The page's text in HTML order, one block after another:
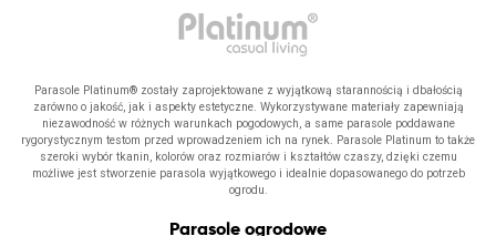
Parasole Platinum® zostały zaprojektowane z wyjątkową starannością i dbałością
zarówno o jakość, jak i aspekty estetyczne. Wykorzystywane materiały zapewniają
niezawodność w różnych warunkach pogodowych, a same parasole poddawane
rygorystycznym testom przed wprowadzeniem ich na rynek. Parasole Platinum to także
szeroki wybór tkanin, kolorów oraz rozmiarów i kształtów czaszy, dzięki czemu
możliwe jest stworzenie parasola wyjątkowego i idealnie dopasowanego do potrzeb
ogrodu.
Parasole ogrodowe